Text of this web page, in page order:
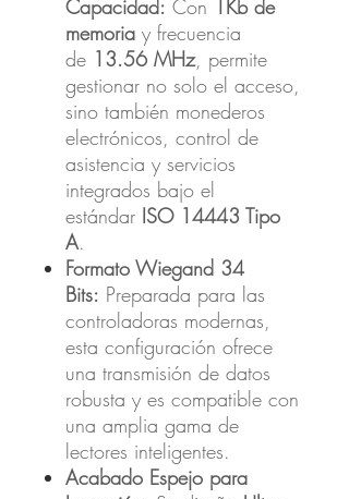
Capacidad: Con
1Kb de
memoria y frecuencia
de 13.56 MHz, permite
gestionar no solo el acceso,
sino también monederos
electrónicos, control de
asistencia y servicios
integrados bajo el
estándar ISO 14443 Tipo
A.
Formato Wiegand 34
Bits: Preparada para las
controladoras modernas,
esta configuración ofrece
una transmisión de datos
robusta y es compatible con
una amplia gama de
lectores inteligentes.
Acabado Espejo para